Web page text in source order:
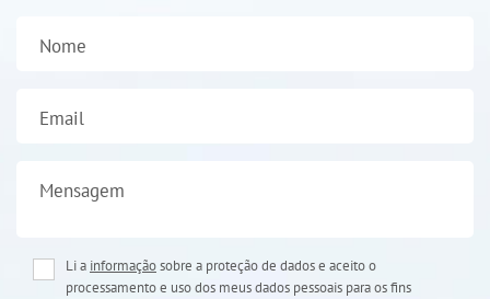
Nome
Email
Mensagem
Li a informaçãosobre a proteção de dados e aceito o
processamento e uso dos meus dados pessoais para os fins